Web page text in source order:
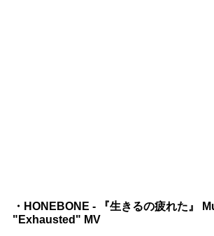
・HONEBONE - 『生きるの疲れた』
"Exhausted" MV